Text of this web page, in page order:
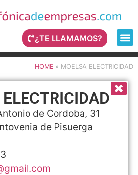
¿TE LLAMAMOS?
HOME » MOELSA ELECTRICIDAD
de Cordoba, 31
de Pisuerga